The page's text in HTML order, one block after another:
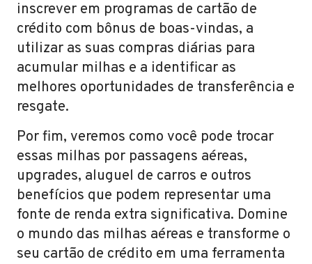
inscrever em programas de cartão de
crédito com bônus de boas-vindas, a
utilizar as suas compras diárias para
acumular milhas e a identificar as
melhores oportunidades de transferência e
resgate.
Por fim, veremos como você pode trocar
essas milhas por passagens aéreas,
upgrades, aluguel de carros e outros
benefícios que podem representar uma
fonte de renda extra significativa. Domine
o mundo das milhas aéreas e transforme o
seu cartão de crédito em uma ferramenta